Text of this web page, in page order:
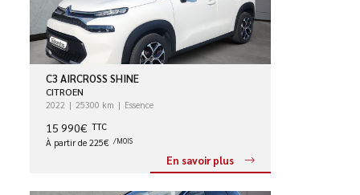
C3 AIRCROSS SHINE
CITROEN
2022 25300 km Essence
15 990€ TTC
À partir de 225€ /MOIS
En savoir plus